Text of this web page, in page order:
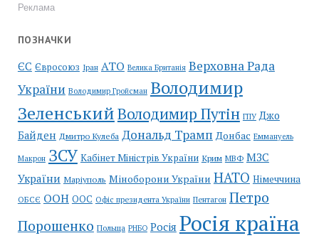
Реклама
ПОЗНАЧКИ
ЄС Євросоюз Іран АТО Велика Британія Верховна Рада
України Володимир Гройсман Володимир
ЗеленськийВолодимир Путін ГПУ Джо
Байден Дмитро Кулеба Дональд Трамп Донбас Еммануель
Макрон ЗСУ Кабінет Міністрів України Крим МВФ МЗС
України Маріуполь Міноборони України НАТО Німеччина
ОБСЄ ООН ООС Офіс президента України Пентагон Петро
Порошенко Польща РНБО Росія Росія країна